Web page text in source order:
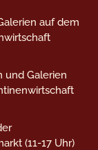
auf dem
und Galerien
(11-17 Uhr)